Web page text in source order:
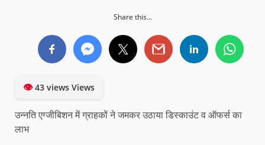
Share this...
👁43 views Views
उन्नति एग्जीबिशन में ग्राहकों ने जमकर उठाया डिस्काउंट व ऑफर्स का
लाभ